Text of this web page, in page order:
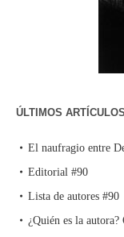
ÚLTIMOS ARTÍCULOS
El naufragio entre
Editorial #90
Lista de autores #90
¿Quién es la